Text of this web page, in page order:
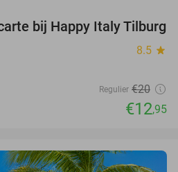
35%
bij Happy Italy Tilburg
8.5 star
Regulier €20
€12,95